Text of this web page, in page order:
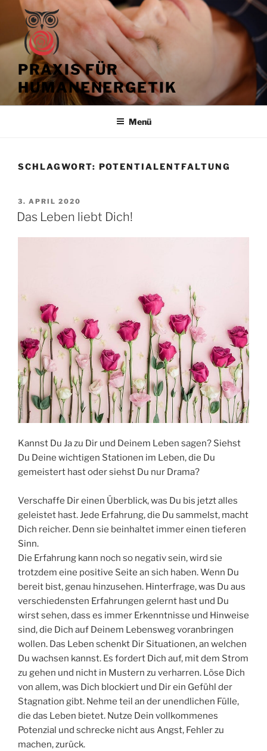
springen
PRAXIS FÜR
HUMANENERGETIK
Menü
SCHLAGWORT: POTENTIALENTFALTUNG
VERÖFFENTLICHT
AM
3. APRIL 2020
Das Leben liebt Dich!
Kannst Du Ja zu Dir und Deinem Leben sagen? Siehst
Du Deine wichtigen Stationen im Leben, die Du
gemeistert hast oder siehst Du nur Drama?
Verschaffe Dir einen Überblick, was Du bis jetzt alles
geleistet hast. Jede Erfahrung, die Du sammelst, macht
Dich reicher. Denn sie beinhaltet immer einen tieferen
Sinn.
Die Erfahrung kann noch so negativ sein, wird sie
trotzdem eine positive Seite an sich haben. Wenn Du
bereit bist, genau hinzusehen. Hinterfrage, was Du aus
verschiedensten Erfahrungen gelernt hast und Du
wirst sehen, dass es immer Erkenntnisse und Hinweise
sind, die Dich auf Deinem Lebensweg voranbringen
wollen. Das Leben schenkt Dir Situationen, an welchen
Du wachsen kannst. Es fordert Dich auf, mit dem Strom
zu gehen und nicht in Mustern zu verharren. Löse Dich
von allem, was Dich blockiert und Dir ein Gefühl der
Stagnation gibt. Nehme teil an der unendlichen Fülle,
die das Leben bietet. Nutze Dein vollkommenes
Potenzial und schrecke nicht aus Angst, Fehler zu
machen, zurück.